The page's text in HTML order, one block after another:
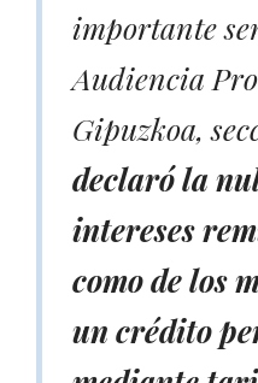
importante
Audiencia
Gipuzkoa,
declaró la
intereses
como de los
un crédito